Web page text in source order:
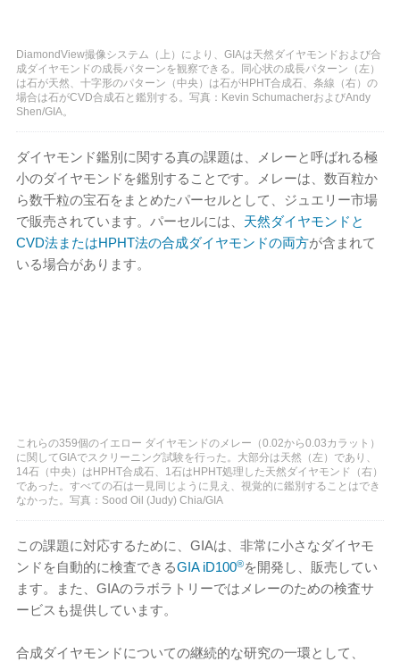
DiamondView撮像システム（上）により、GIAは天然ダイヤモンドおよび合
成ダイヤモンドの成長パターンを観察できる。同心状の成長パターン（左）
は石が天然、十字形のパターン（中央）は石がHPHT合成石、条線（右）の
場合は石がCVD合成石と鑑別する。写真：Kevin SchumacherおよびAndy
Shen/GIA。
ダイヤモンド鑑別に関する真の課題は、メレーと呼ばれる極
小のダイヤモンドを鑑別することです。メレーは、数百粒か
ら数千粒の宝石をまとめたパーセルとして、ジュエリー市場
で販売されています。パーセルには、 天然ダイヤモンドと
CVD法またはHPHT法の合成ダイヤモンドの両方が含まれて
いる場合があります。
これらの359個のイエロー ダイヤモンドのメレー（0.02から0.03カラット）
に関してGIAでスクリーニング試験を行った。大部分は天然（左）であり、
14石（中央）はHPHT合成石、1石はHPHT処理した天然ダイヤモンド（右）
であった。すべての石は一見同じように見え、視覚的に鑑別することはでき
なかった。写真：Sood Oil (Judy) Chia/GIA
この課題に対応するために、GIAは、非常に小さなダイヤモ
ンドを自動的に検査できるGIA iD100®を開発し、販売してい
ます。また、GIAのラボラトリーではメレーのための検査サ
ービスも提供しています。
合成ダイヤモンドについての継続的な研究の一環として、